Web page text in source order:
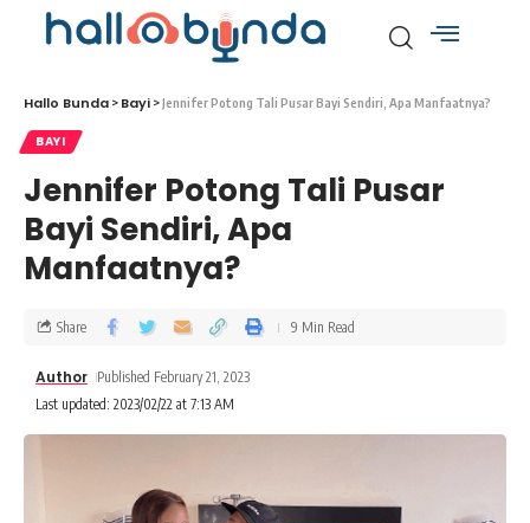
Hallo Bunda > Bayi >Jennifer Potong Tali Pusar Bayi Sendiri, Apa Manfaatnya?
BAYI
Jennifer Potong Tali Pusar
Bayi Sendiri, Apa
Manfaatnya?
Last updated: 2023/02/22 at 7:13 AM
Author Published February 21, 2023
Share 9 Min Read